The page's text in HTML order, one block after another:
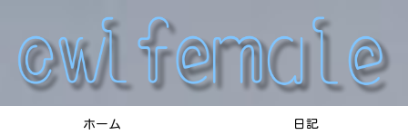
ホーム 日記